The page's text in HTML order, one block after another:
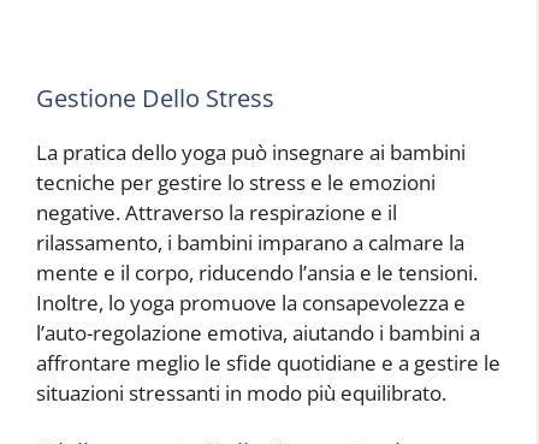
Gestione Dello Stress
La pratica dello yoga può insegnare ai bambini
tecniche per gestire lo stress e le emozioni
negative. Attraverso la respirazione e il
rilassamento, i bambini imparano a calmare la
mente e il corpo, riducendo l’ansia e le tensioni.
Inoltre, lo yoga promuove la consapevolezza e
l’auto-regolazione emotiva, aiutando i bambini a
affrontare meglio le sfide quotidiane e a gestire le
situazioni stressanti in modo più equilibrato.